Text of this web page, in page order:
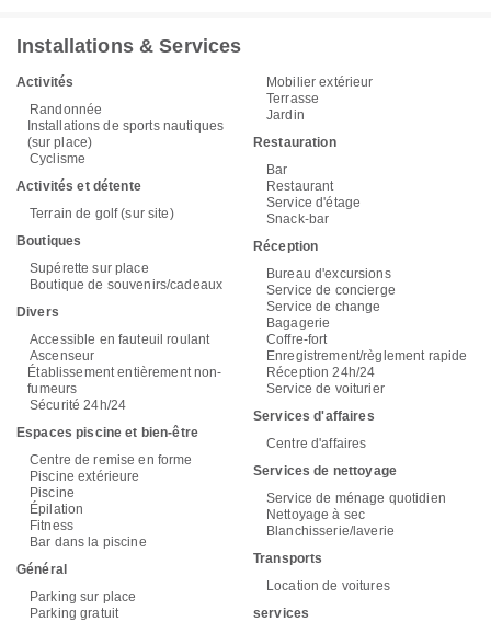
Installations & Services
Activités
Randonnée
Installations de sports nautiques
(sur place)
Cyclisme
Activités et détente
Terrain de golf (sur site)
Boutiques
Supérette sur place
Boutique de souvenirs/cadeaux
Divers
Accessible en fauteuil roulant
Ascenseur
Établissement entièrement non-
fumeurs
Sécurité 24h/24
Espaces piscine et bien-être
Centre de remise en forme
Piscine extérieure
Piscine
Épilation
Fitness
Bar dans la piscine
Général
Parking sur place
Parking gratuit
Mobilier extérieur
Terrasse
Jardin
Restauration
Bar
Restaurant
Service d'étage
Snack-bar
Réception
Bureau d'excursions
Service de concierge
Service de change
Bagagerie
Coffre-fort
Enregistrement/règlement rapide
Réception 24h/24
Service de voiturier
Services d'affaires
Centre d'affaires
Services de nettoyage
Service de ménage quotidien
Nettoyage à sec
Blanchisserie/laverie
Transports
Location de voitures
services